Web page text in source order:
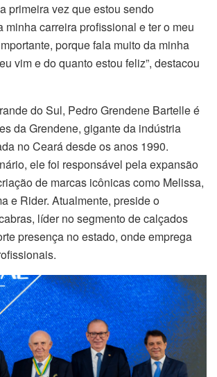
primeira vez que estou sendo
minha carreira profissional e ter o meu
porque fala muito da minha
vim e do quanto estou feliz”, destacou
do Sul, Pedro Grendene Bartelle é
da Grendene, gigante da indústria
no Ceará desde os anos 1990.
ele foi responsável pela expansão
de marcas icônicas como Melissa,
e Rider. Atualmente, preside o
líder no segmento de calçados
presença no estado, onde emprega